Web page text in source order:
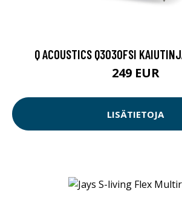
Q ACOUSTICS Q3030FSI
249 EUR
LISÄTIETOJA